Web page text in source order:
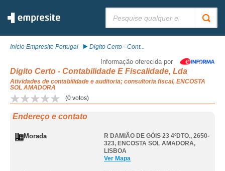
Início Empresite Portugal Digito Certo - Cont...
Informação oferecida por
Digito Certo - Contabilidade E Fiscalidade, Lda
Atividades de contabilidade e auditoria; consultoria fiscal, ENCOSTA
SOL AMADORA
(0 votos)
Endereço e contato
Morada
R DAMIÃO DE GÓIS 23 4ºDTO., 2650-
323, ENCOSTA SOL AMADORA,
LISBOA
Ver Mapa